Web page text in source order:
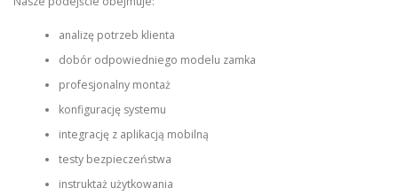
analizę potrzeb klienta
dobór odpowiedniego modelu zamka
profesjonalny montaż
konfigurację systemu
integrację z aplikacją mobilną
testy bezpieczeństwa
instruktaż użytkowania